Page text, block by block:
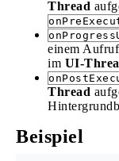
Thread
einem
im UI-
Thread
Beispiel